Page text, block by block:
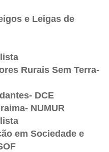
e Leigas de
Rurais Sem Terra-
DCE
NUMUR
em Sociedade e